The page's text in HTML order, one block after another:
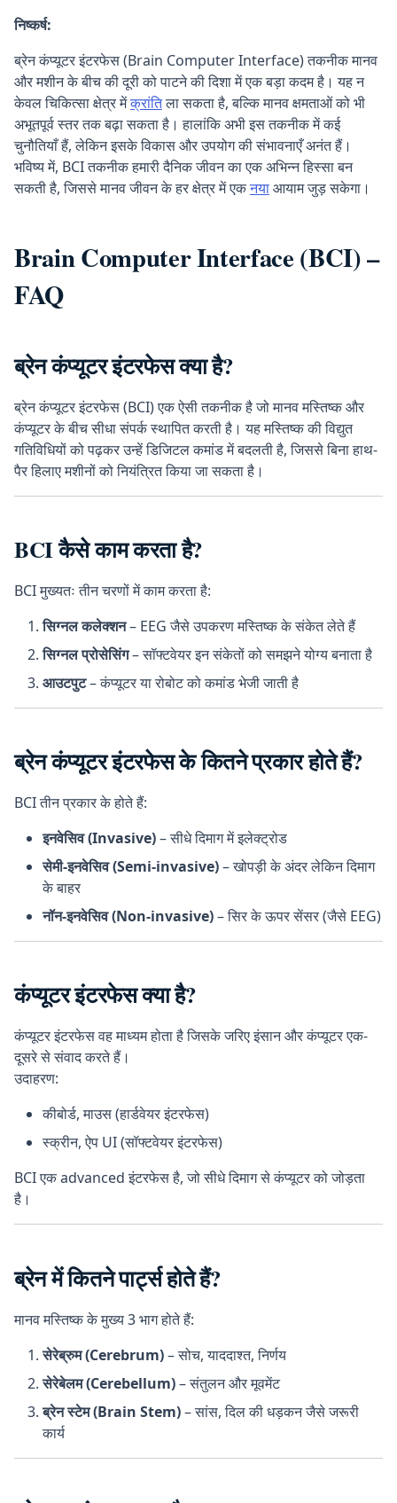
निष्कर्ष:
ब्रेन कंप्यूटर इंटरफेस (Brain Computer Interface) तकनीक मानव
और मशीन के बीच की दूरी को पाटने की दिशा में एक बड़ा कदम है। यह न
केवल चिकित्सा क्षेत्र मेंक्रांतिला सकता है, बल्कि मानव क्षमताओं को भी
अभूतपूर्व स्तर तक बढ़ा सकता है। हालांकि अभी इस तकनीक में कई
चुनौतियाँ हैं, लेकिन इसके विकास और उपयोग की संभावनाएँ अनंत हैं।
भविष्य में, BCI तकनीक हमारी दैनिक जीवन का एक अभिन्न हिस्सा बन
सकती है, जिससे मानव जीवन के हर क्षेत्र में एकनयाआयाम जुड़ सकेगा।
Brain Computer Interface (BCI) –
FAQ
ब्रेन कंप्यूटर इंटरफेस क्या है?
ब्रेन कंप्यूटर इंटरफेस (BCI) एक ऐसी तकनीक है जो मानव मस्तिष्क और
कंप्यूटर के बीच सीधा संपर्क स्थापित करती है। यह मस्तिष्क की विद्युत
गतिविधियों को पढ़कर उन्हें डिजिटल कमांड में बदलती है, जिससे बिना हाथ-
पैर हिलाए मशीनों को नियंत्रित किया जा सकता है।
BCI कैसे काम करता है?
BCI मुख्यतः तीन चरणों में काम करता है:
सिग्नल कलेक्शन– EEG जैसे उपकरण मस्तिष्क के संकेत लेते हैं
सिग्नल प्रोसेसिंग– सॉफ्टवेयर इन संकेतों को समझने योग्य बनाता है
आउटपुट– कंप्यूटर या रोबोट को कमांड भेजी जाती है
ब्रेन कंप्यूटर इंटरफेस के कितने प्रकार होते हैं?
BCI तीन प्रकार के होते हैं:
इनवेसिव (Invasive)– सीधे दिमाग में इलेक्ट्रोड
सेमी-इनवेसिव (Semi-invasive)– खोपड़ी के अंदर लेकिन दिमाग
के बाहर
नॉन-इनवेसिव (Non-invasive)– सिर के ऊपर सेंसर (जैसे EEG)
कंप्यूटर इंटरफेस क्या है?
कंप्यूटर इंटरफेस वह माध्यम होता है जिसके जरिए इंसान और कंप्यूटर एक-
दूसरे से संवाद करते हैं।
उदाहरण:
कीबोर्ड, माउस (हार्डवेयर इंटरफेस)
स्क्रीन, ऐप UI (सॉफ्टवेयर इंटरफेस)
BCI एक advanced इंटरफेस है, जो सीधे दिमाग से कंप्यूटर को जोड़ता
है।
ब्रेन में कितने पार्ट्स होते हैं?
मानव मस्तिष्क के मुख्य 3 भाग होते हैं:
सेरेब्रुम (Cerebrum)– सोच, याददाश्त, निर्णय
सेरेबेलम (Cerebellum)– संतुलन और मूवमेंट
ब्रेन स्टेम (Brain Stem)– सांस, दिल की धड़कन जैसे जरूरी
कार्य